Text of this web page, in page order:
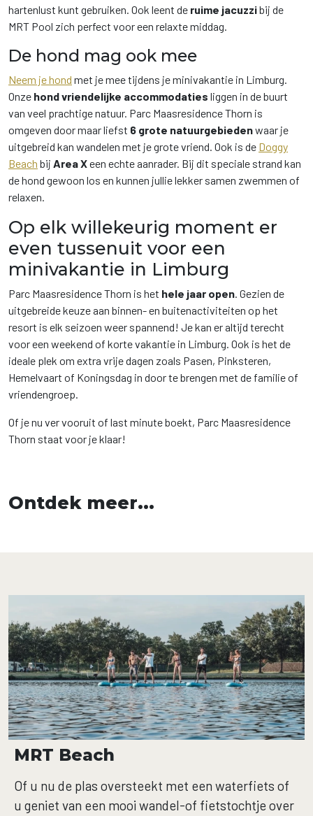
hartenlust kunt gebruiken. Ook leent de ruime jacuzzibij de
MRT Pool zich perfect voor een relaxte middag.
De hond mag ook mee
Neem je hond met je mee tijdens je minivakantie in Limburg.
Onze hond vriendelijke accommodaties liggen in de buurt
van veel prachtige natuur. Parc Maasresidence Thorn is
omgeven door maar liefst 6 grote natuurgebiedenwaar je
uitgebreid kan wandelen met je grote vriend. Ook is de Doggy
Beach bij Area Xeen echte aanrader. Bij dit speciale strand kan
de hond gewoon los en kunnen jullie lekker samen zwemmen of
relaxen.
Op elk willekeurig moment er
even tussenuit voor een
minivakantie in Limburg
Parc Maasresidence Thorn is het hele jaar open . Gezien de
uitgebreide keuze aan binnen- en buitenactiviteiten op het
resort is elk seizoen weer spannend! Je kan er altijd terecht
voor een weekend of korte vakantie in Limburg. Ook is het de
ideale plek om extra vrije dagen zoals Pasen, Pinksteren,
Hemelvaart of Koningsdag in door te brengen met de familie of
vriendengroep.
Of je nu ver vooruit of last minute boekt, Parc Maasresidence
Thorn staat voor je klaar!
Ontdek meer...
MRT Beach
Of u nu de plas oversteekt met een waterfiets of
u geniet van een mooi wandel-of fietstochtje over